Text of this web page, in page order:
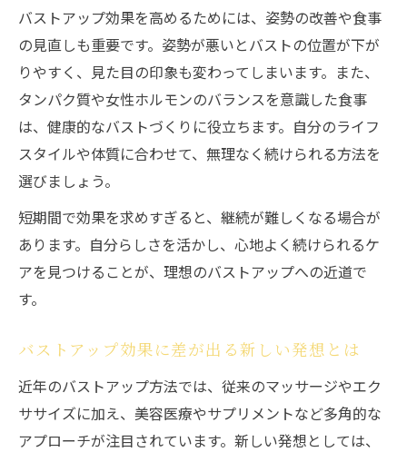
バストアップ効果を高めるためには、姿勢の改善や食事
の見直しも重要です。姿勢が悪いとバストの位置が下が
りやすく、見た目の印象も変わってしまいます。また、
タンパク質や女性ホルモンのバランスを意識した食事
は、健康的なバストづくりに役立ちます。自分のライフ
スタイルや体質に合わせて、無理なく続けられる方法を
選びましょう。
短期間で効果を求めすぎると、継続が難しくなる場合が
あります。自分らしさを活かし、心地よく続けられるケ
アを見つけることが、理想のバストアップへの近道で
す。
バストアップ効果に差が出る新しい発想とは
近年のバストアップ方法では、従来のマッサージやエク
ササイズに加え、美容医療やサプリメントなど多角的な
アプローチが注目されています。新しい発想としては、